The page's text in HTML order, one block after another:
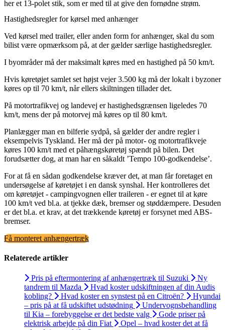
her et 13-polet stik, som er med til at give den fornødne strøm.
Hastighedsregler for kørsel med anhænger
Ved kørsel med trailer, eller anden form for anhænger, skal du som
bilist være opmærksom på, at der gælder særlige hastighedsregler.
I byområder må der maksimalt køres med en hastighed på 50 km/t.
Hvis køretøjet samlet set højst vejer 3.500 kg må der lokalt i byzoner
køres op til 70 km/t, når ellers skiltningen tillader det.
På motortrafikvej og landevej er hastighedsgrænsen ligeledes 70
km/t, mens der på motorvej må køres op til 80 km/t.
Planlægger man en bilferie sydpå, så gælder der andre regler i
eksempelvis Tyskland. Her må der på motor- og motortrafikveje
køres 100 km/t med et påhængskøretøj spændt på bilen. Det
forudsætter dog, at man har en såkaldt ’Tempo 100-godkendelse’.
For at få en sådan godkendelse kræver det, at man får foretaget en
undersøgelse af køretøjet i en dansk synshal. Her kontrolleres det
om køretøjet - campingvognen eller traileren - er egnet til at køre
100 km/t ved bl.a. at tjekke dæk, bremser og støddæmpere. Desuden
er det bl.a. et krav, at det trækkende køretøj er forsynet med ABS-
bremser.
Få monteret anhængertræk
Relaterede artikler
Pris på eftermontering af anhængertræk til Suzuki
Ny
tandrem til Mazda
Hvad koster udskiftningen af din Audis
kobling?
Hvad koster en synstest på en Citroën?
Hyundai
– pris på at få udskiftet udstødning
Undervognsbehandling
til Kia – forebyggelse er det bedste valg
Gode priser på
elektrisk arbejde på din Fiat
Opel – hvad koster det at få